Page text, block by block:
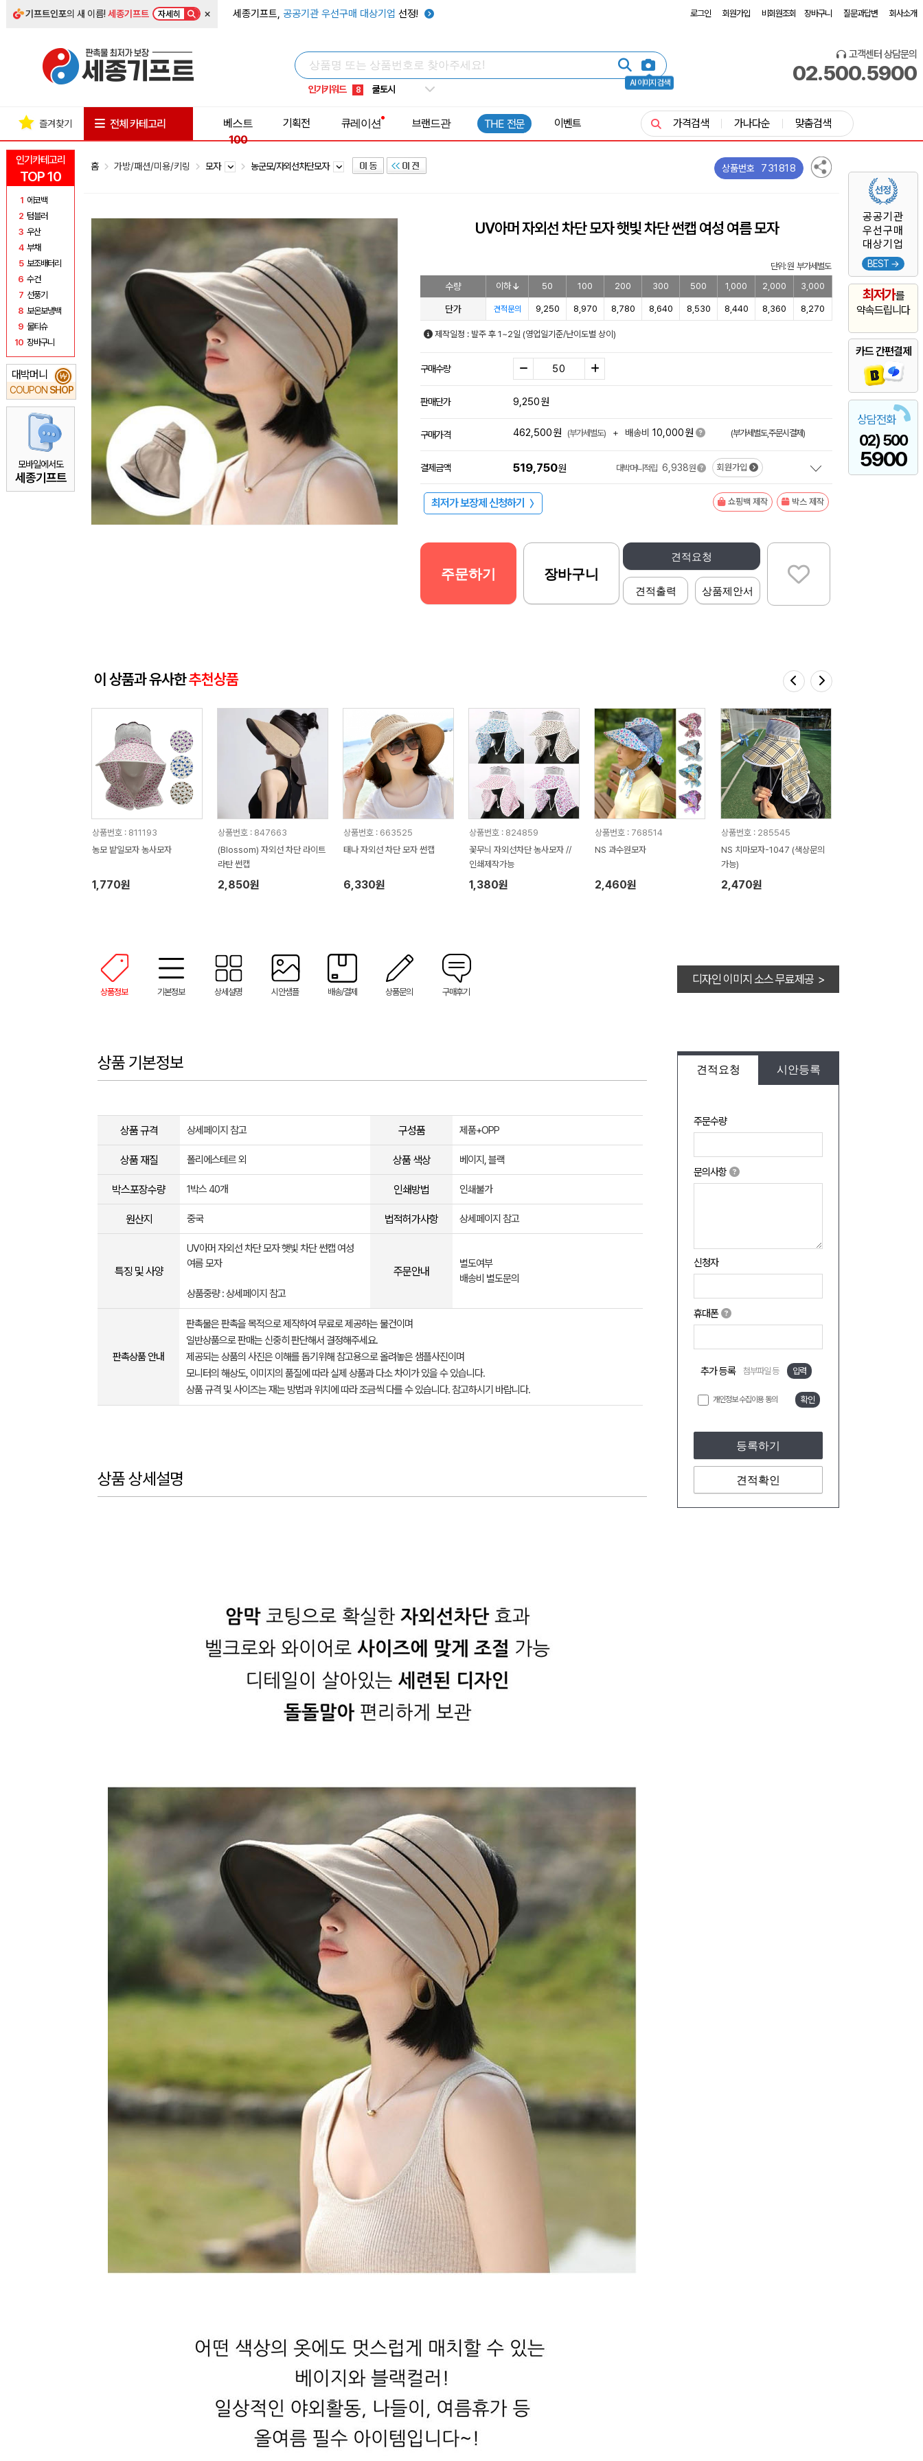
기프트인포의 새 이름!세종기프트 자세히 × 세종기프트, 공공기관 우선구매 대상기업 선정! 로그인 회원가입 비회원조회 장바구니 질문과답변 회사소개
AI 이미지 검색
인기키워드
5 키캡
8 쿨토시
9 넥쿨러
1 선풍기
고객센터 상담문의
02.500.5900
인기카테고리
TOP 10
1 에코백
2 텀블러
3 우산
4 부채
5 보조배터리
6 수건
7 선풍기
8 보온보냉백
9 물티슈
10 장바구니
대박머니
COUPON SHOP
₩
모바일에서도
세종기프트
공공기관
우선구매
대상기업
BEST →
최저가를
약속드립니다
카드 간편결제
상담전화
02) 500
5900
즐겨찾기 전체 카테고리
베스트
100
기획전 큐레이션 브랜드관 THE 전문 이벤트 가격검색 가나다순 맞춤검색
홈 가방/패션/미용/키링 모자 농군모/자외선차단모자 상품번호 731818
UV아머 자외선 차단 모자 햇빛 차단 썬캡 여성 여름 모자
단위: 원 부가세별도
수량 이하 50 100 200 300 500 1,000 2,000 3,000
단가 견적문의 9,250 8,970 8,780 8,640 8,530 8,440 8,360 8,270
제작일정 : 발주 후 1~2일 (영업일기준/난이도별 상이)
구매수량
판매단가 9,250원
구매가격 462,500원 (부가세별도) + 배송비 10,000원 (부가세별도,주문시결제)
결제금액 519,750원 대박머니적립 6,938원 회원가입
최저가 보장제 신청하기 〉 쇼핑백 제작 박스 제작
견적요청
견적출력 상품제안서
주문하기 장바구니
이 상품과 유사한추천상품
상품번호 : 811193
농모 밭일모자 농사모자
1,770원
상품번호 : 847663
(Blossom) 자외선 차단 라이트
라탄 썬캡
2,850원
상품번호 : 663525
태나 자외선 차단 모자 썬캡
6,330원
상품번호 : 824859
꽃무늬 자외선차단 농사모자 //
인쇄제작가능
1,380원
상품번호 : 768514
NS 과수원모자
2,460원
상품번호 : 285545
NS 치마모자-1047 (색상문의
가능)
2,470원
상품정보 기본정보 상세설명 시안샘플 배송/결제 상품문의 구매후기
디자인 이미지 소스 무료제공 >
견적요청 시안등록
주문수량
문의사항
신청자
휴대폰
추가 등록 첨부파일 등 입력
개인정보 수집이용 동의 확인
등록하기
견적확인
상품 기본정보
상품 규격 상세페이지 참고 구성품 제품+OPP
상품 재질 폴리에스테르 외 상품 색상 베이지, 블랙
박스포장수량 1박스 40개 인쇄방법 인쇄불가
원산지 중국 법적허가사항 상세페이지 참고
특징 및 사양
UV아머 자외선 차단 모자 햇빛 차단 썬캡 여성
여름 모자
상품중량 : 상세페이지 참고
주문안내
별도여부
배송비 별도문의
판촉상품 안내
판촉물은 판촉을 목적으로 제작하여 무료로 제공하는 물건이며
일반상품으로 판매는 신중히 판단해서 결정해주세요.
제공되는 상품의 사진은 이해를 돕기위해 참고용으로 올려놓은 샘플사진이며
모니터의 해상도, 이미지의 품질에 따라 실제 상품과 다소 차이가 있을 수 있습니다.
상품 규격 및 사이즈는 재는 방법과 위치에 따라 조금씩 다를 수 있습니다. 참고하시기 바랍니다.
상품 상세설명